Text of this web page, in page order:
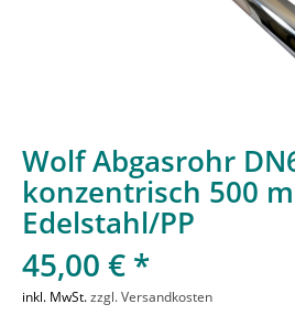
Wolf Abgasrohr
konzentrisch 500
Edelstahl/PP
45,00 € *
inkl. MwSt.zzgl. Versandkosten